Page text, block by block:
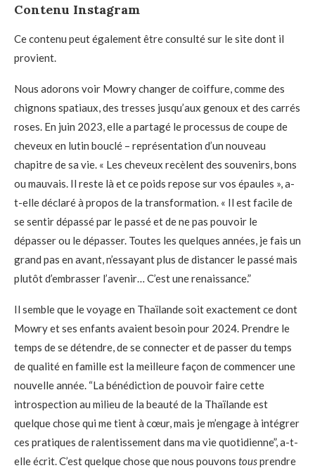
Contenu Instagram
Ce contenu peut également être consulté sur le site dont il
provient.
Nous adorons voir Mowry changer de coiffure, comme des
chignons spatiaux, des tresses jusqu’aux genoux et des carrés
roses. En juin 2023, elle a partagé le processus de coupe de
cheveux en lutin bouclé – représentation d’un nouveau
chapitre de sa vie. « Les cheveux recèlent des souvenirs, bons
ou mauvais. Il reste là et ce poids repose sur vos épaules », a-
t-elle déclaré à propos de la transformation. « Il est facile de
se sentir dépassé par le passé et de ne pas pouvoir le
dépasser ou le dépasser. Toutes les quelques années, je fais un
grand pas en avant, n’essayant plus de distancer le passé mais
plutôt d’embrasser l’avenir… C’est une renaissance.”
Il semble que le voyage en Thaïlande soit exactement ce dont
Mowry et ses enfants avaient besoin pour 2024. Prendre le
temps de se détendre, de se connecter et de passer du temps
de qualité en famille est la meilleure façon de commencer une
nouvelle année. “La bénédiction de pouvoir faire cette
introspection au milieu de la beauté de la Thaïlande est
quelque chose qui me tient à cœur, mais je m’engage à intégrer
ces pratiques de ralentissement dans ma vie quotidienne”, a-t-
elle écrit. C’est quelque chose que nous pouvons tousprendre